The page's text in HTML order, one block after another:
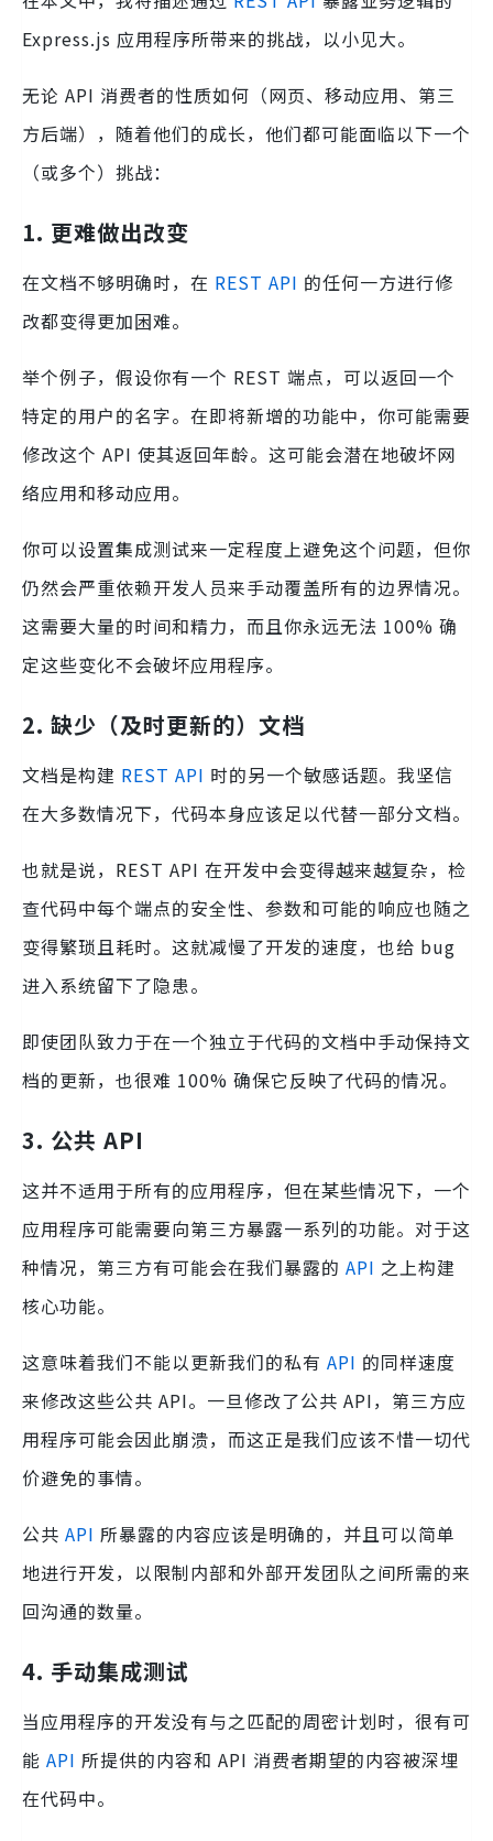
Express.js 应用程序所带来的挑战，以小见大。
无论 API 消费者的性质如何（网页、移动应用、第三
方后端），随着他们的成长，他们都可能面临以下一个
（或多个）挑战：
1. 更难做出改变
在文档不够明确时，在 REST API 的任何一方进行修
改都变得更加困难。
举个例子，假设你有一个 REST 端点，可以返回一个
特定的用户的名字。在即将新增的功能中，你可能需要
修改这个 API 使其返回年龄。这可能会潜在地破坏网
络应用和移动应用。
你可以设置集成测试来一定程度上避免这个问题，但你
仍然会严重依赖开发人员来手动覆盖所有的边界情况。
这需要大量的时间和精力，而且你永远无法 100% 确
定这些变化不会破坏应用程序。
2. 缺少（及时更新的）文档
文档是构建 REST API 时的另一个敏感话题。我坚信
在大多数情况下，代码本身应该足以代替一部分文档。
也就是说，REST API 在开发中会变得越来越复杂，检
查代码中每个端点的安全性、参数和可能的响应也随之
变得繁琐且耗时。这就减慢了开发的速度，也给 bug
进入系统留下了隐患。
即使团队致力于在一个独立于代码的文档中手动保持文
档的更新，也很难 100% 确保它反映了代码的情况。
3. 公共 API
这并不适用于所有的应用程序，但在某些情况下，一个
应用程序可能需要向第三方暴露一系列的功能。对于这
种情况，第三方有可能会在我们暴露的 API 之上构建
核心功能。
这意味着我们不能以更新我们的私有 API 的同样速度
来修改这些公共 API。一旦修改了公共 API，第三方应
用程序可能会因此崩溃，而这正是我们应该不惜一切代
价避免的事情。
公共 API 所暴露的内容应该是明确的，并且可以简单
地进行开发，以限制内部和外部开发团队之间所需的来
回沟通的数量。
4. 手动集成测试
当应用程序的开发没有与之匹配的周密计划时，很有可
能 API 所提供的内容和 API 消费者期望的内容被深埋
在代码中。